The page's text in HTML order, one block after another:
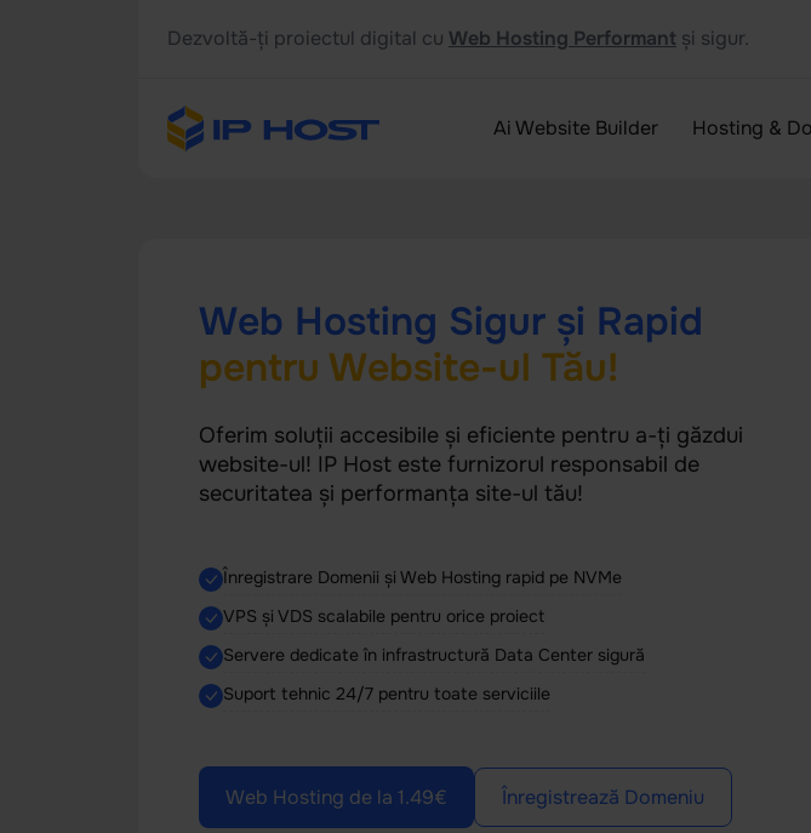
Dezvoltă-ți proiectul digital cu Web Hosting Performant și sigur.
Ai Website Builder Hosting &
Web Hosting Sigur și Rapid
pentru Website-ul Tău!
Oferim soluții accesibile și eficiente pentru a-ți găzdui
website-ul! IP Host este furnizorul responsabil de
securitatea și performanța site-ul tău!
Înregistrare Domenii și Web Hosting rapid pe NVMe
VPS și VDS scalabile pentru orice proiect
Servere dedicate în infrastructură Data Center sigură
Suport tehnic 24/7 pentru toate serviciile
Web Hosting de la 1.49€ Înregistrează Domeniu